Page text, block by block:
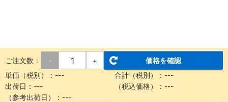
ご注文数： - +
価格を確認
単価（税別）： --- 合計（税別）： ---
出荷日： --- （税込価格）： ---
（参考出荷日）： ---